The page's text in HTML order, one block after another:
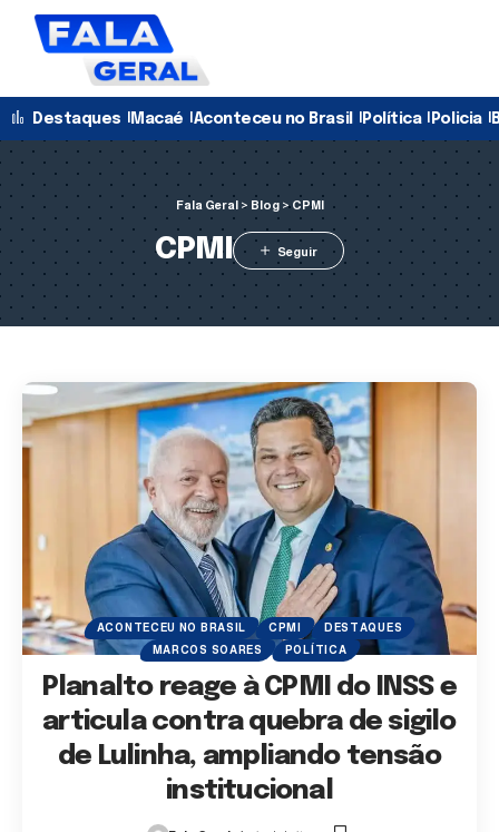
Destaques Macaé Aconteceu no Brasil Política Policia
Fala Geral > Blog>CPMI
CPMI
ACONTECEU NO BRASIL CPMI
DESTAQUES
MARCOS SOARES
POLÍTICA
Planalto reage à CPMI do INSS e
articula contra quebra de sigilo
de Lulinha, ampliando tensão
institucional